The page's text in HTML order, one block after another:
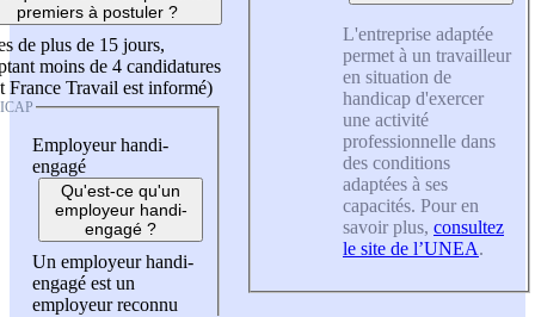
premiers à postuler ?
de plus de 15 jours,
moins de 4 candidatures
France Travail est informé)
Employeur handi-
engagé
Qu'est-ce qu'un
employeur handi-
engagé ?
Un employeur handi-
engagé est un
employeur reconnu
L'entreprise adaptée
permet à un travailleur
en situation de
handicap d'exercer
une activité
professionnelle dans
des conditions
adaptées à ses
capacités. Pour en
savoir plus, consultez
le site de l’UNEA.